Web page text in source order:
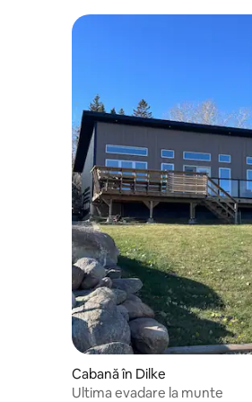
Cabană în Dilke
Ultima evadare la munte